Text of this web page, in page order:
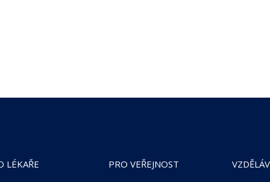
LÉKAŘE PRO VEŘEJNOST